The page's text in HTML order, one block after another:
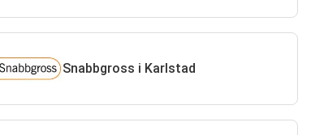
Snabbgross i Karlstad